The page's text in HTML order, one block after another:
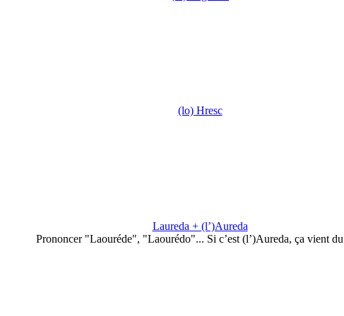
(lo) Hresc
Laureda + (l’)Aureda
Prononcer "Laouréde", "Laourédo"... Si c’est (l’)Aureda, ça vient